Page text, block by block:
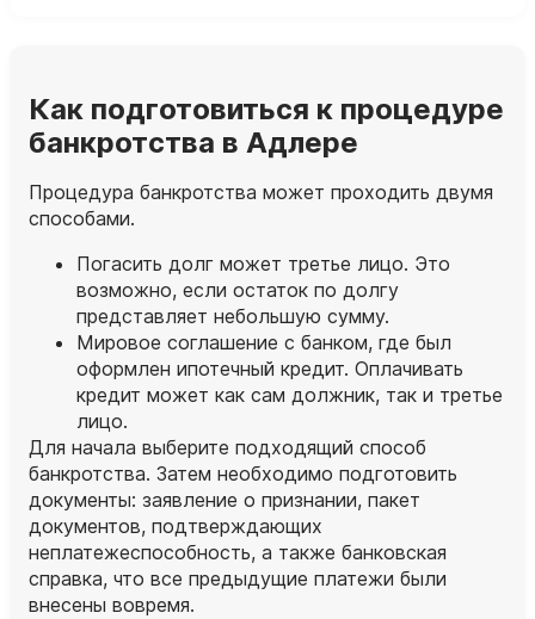
Как подготовиться к процедуре
банкротства в Адлере
Процедура банкротства может проходить двумя
способами.
Погасить долг может третье лицо. Это
возможно, если остаток по долгу
представляет небольшую сумму.
Мировое соглашение с банком, где был
оформлен ипотечный кредит. Оплачивать
кредит может как сам должник, так и третье
лицо.
Для начала выберите подходящий способ
банкротства. Затем необходимо подготовить
документы: заявление о признании, пакет
документов, подтверждающих
неплатежеспособность, а также банковская
справка, что все предыдущие платежи были
внесены вовремя.